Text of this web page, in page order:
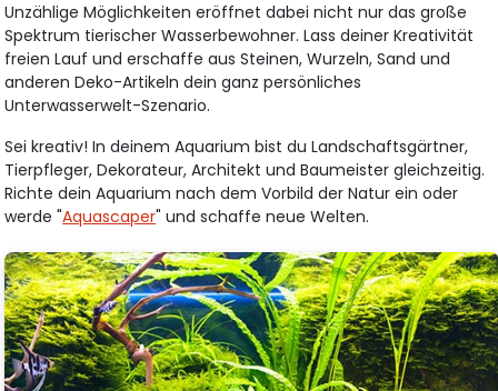
Unzählige Möglichkeiten eröffnet dabei nicht nur das große
Spektrum tierischer Wasserbewohner. Lass deiner Kreativität
freien Lauf und erschaffe aus Steinen, Wurzeln, Sand und
anderen Deko-Artikeln dein ganz persönliches
Unterwasserwelt-Szenario.
Sei kreativ! In deinem Aquarium bist du Landschaftsgärtner,
Tierpfleger, Dekorateur, Architekt und Baumeister gleichzeitig.
Richte dein Aquarium nach dem Vorbild der Natur ein oder
werde "Aquascaper" und schaffe neue Welten.